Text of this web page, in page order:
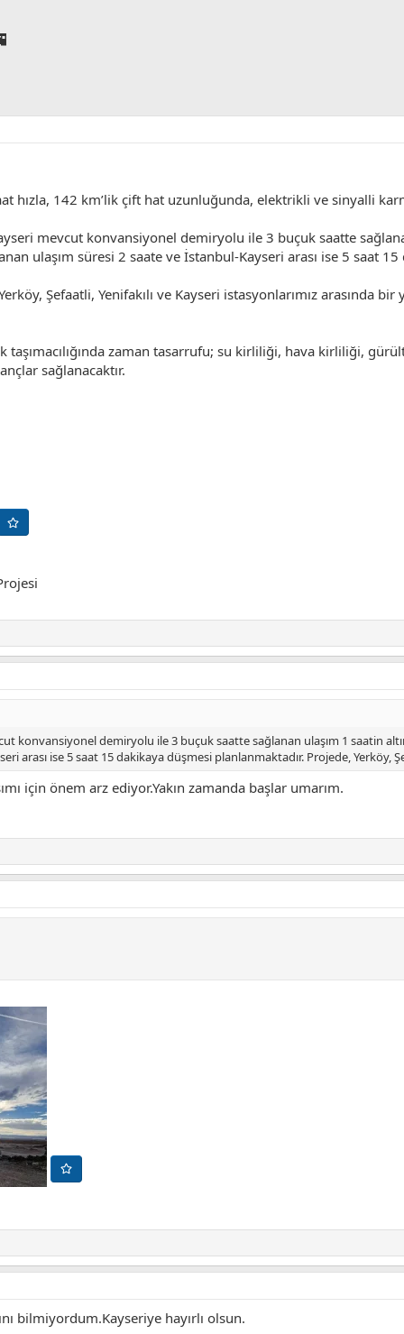
hızla, 142 km’lik çift hat uzunluğunda, elektrikli ve sinyalli
mevcut konvansiyonel demiryolu ile 3 buçuk saatte
ulaşım süresi 2 saate ve İstanbul-Kayseri arası ise 5 saat
Şefaatli, Yenifakılı ve Kayseri istasyonlarımız arasında
taşımacılığında zaman tasarrufu; su kirliliği, hava kirliliği,
sağlanacaktır.
konvansiyonel demiryolu ile 3 buçuk saatte sağlanan ulaşım 1 saatin
arası ise 5 saat 15 dakikaya düşmesi planlanmaktadır. Projede, Yerköy,
için önem arz ediyor.Yakın zamanda başlar umarım.
bilmiyordum.Kayseriye hayırlı olsun.